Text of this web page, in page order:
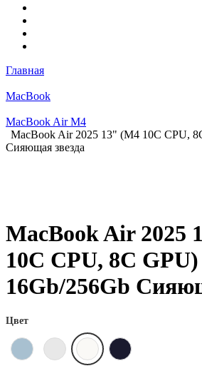
Главная
MacBook
MacBook Air M4
MacBook Air 2025 13" (М4 10C CPU,
Сияющая звезда
MacBook Air 2025
10C CPU, 8C GPU)
16Gb/256Gb
Цвет